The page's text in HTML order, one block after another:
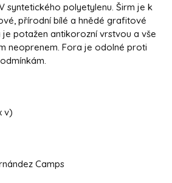
syntetického polyetylenu. Širm je k
přírodní bílé a hnědé grafitové
je potažen antikorozní vrstvou a vše
neoprenem. Fora je odolné proti
v)
Camps